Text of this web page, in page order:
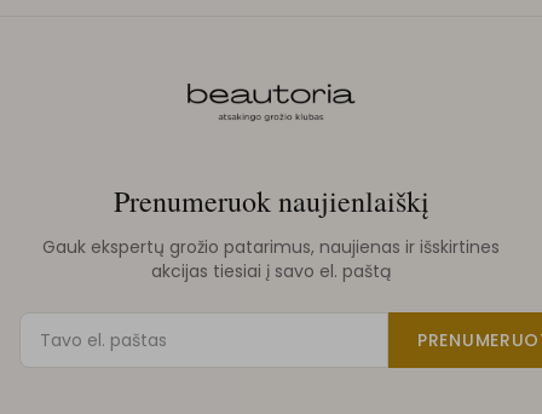
Prenumeruok naujienlaiškį
Gauk ekspertų grožio patarimus, naujienas ir išskirtines
akcijas tiesiai į savo el. paštą